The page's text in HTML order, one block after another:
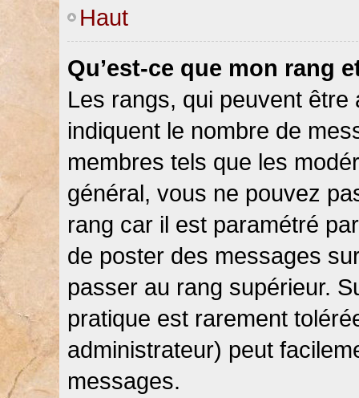
Haut
Qu’est-ce que mon rang
Les rangs, qui peuvent être
indiquent le nombre de
membres tels que les
général, vous ne pouvez
rang car il est paramétré
de poster des messages
passer au rang supérieur.
pratique est rarement
administrateur) peut
messages.